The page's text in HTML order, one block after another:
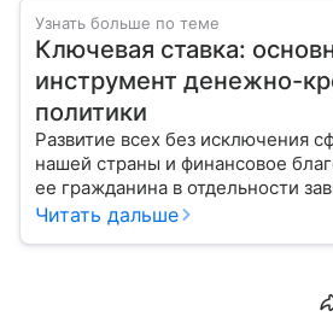
Узнать больше по теме
Ключевая ставка:
инструмент денежно-
политики
Развитие всех без исключения
нашей страны и финансовое
ее гражданина в отдельности
показателя, как ключевая ставка.
Читать дальше